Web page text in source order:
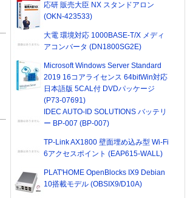
応研 販売大臣 NX スタンドアロン
(OKN-423533)
大電 環境対応 1000BASE-T/X メディ
アコンバータ (DN1800SG2E)
Microsoft Windows Server Standard
2019 16コアライセンス 64bitWin対応
日本語版 5CAL付 DVDパッケージ
(P73-07691)
IDEC AUTO-ID SOLUTIONS バッテリ
ー BP-007 (BP-007)
TP-Link AX1800 壁面埋め込み型 Wi-Fi
6アクセスポイント (EAP615-WALL)
PLAT'HOME OpenBlocks IX9 Debian
10搭載モデル (OBSIX9/D10A)